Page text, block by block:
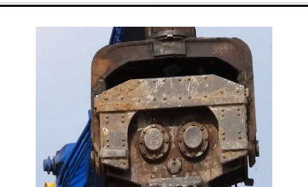
短桩工程，噪音小，符合城市标准。